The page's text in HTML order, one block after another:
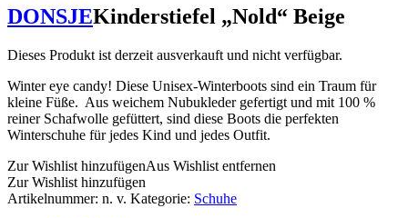
DONSJEKinderstiefel „Nold“ Beige
Dieses Produkt ist derzeit ausverkauft und nicht verfügbar.
Winter eye candy! Diese Unisex-Winterboots sind ein Traum für
kleine Füße. Aus weichem Nubukleder gefertigt und mit 100 %
reiner Schafwolle gefüttert, sind diese Boots die perfekten
Winterschuhe für jedes Kind und jedes Outfit.
Zur Wishlist hinzufügenAus Wishlist entfernen
Zur Wishlist hinzufügen
Artikelnummer: n. v. Kategorie: Schuhe